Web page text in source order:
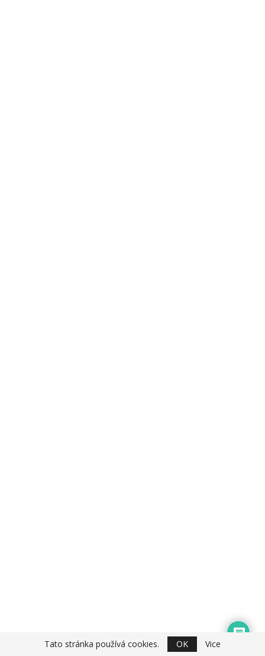
Tato stránka používá cookies. OK Vice